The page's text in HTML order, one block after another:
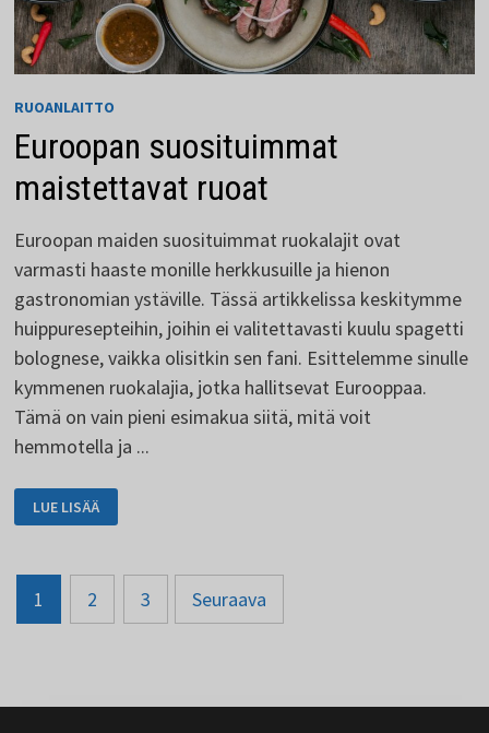
RUOANLAITTO
Euroopan suosituimmat
maistettavat ruoat
Euroopan maiden suosituimmat ruokalajit ovat
varmasti haaste monille herkkusuille ja hienon
gastronomian ystäville. Tässä artikkelissa keskitymme
huippuresepteihin, joihin ei valitettavasti kuulu spagetti
bolognese, vaikka olisitkin sen fani. Esittelemme sinulle
kymmenen ruokalajia, jotka hallitsevat Eurooppaa.
Tämä on vain pieni esimakua siitä, mitä voit
hemmotella ja ...
EUROOPAN
SUOSITUIMMAT
MAISTETTAVAT
LUE LISÄÄ
Artikkelien
sivutus
1 2 3 Seuraava